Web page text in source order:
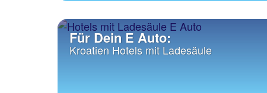
Für Dein E Auto:
Kroatien Hotels mit Ladesäule